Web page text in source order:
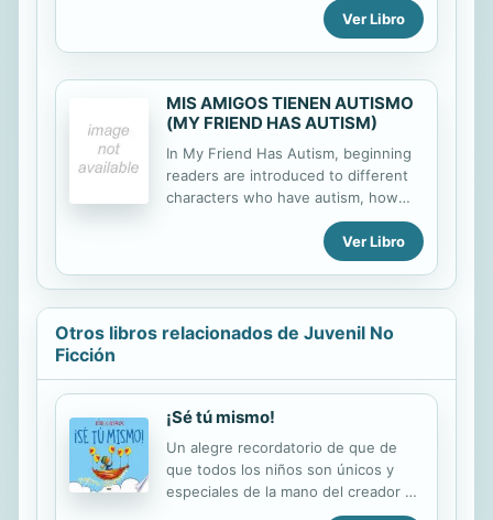
affect their actions, and how we can
be good friends to people who have
photos and carefully leveled text
engage young readers as they
discover how to empathetic and
inlude all kinds of friends.
Ver Libro
MIS AMIGOS TIENEN AUTISMO
(MY FRIEND HAS AUTISM)
In My Friend Has Autism, beginning
readers are introduced to different
characters who have autism, how
autism may affect their actions, and
how we can be good friends to
people who have autism. Vibrant,
full-color photos and carefully
leveled text engage young readers
as they discover how to empathetic
Ver Libro
Otros libros relacionados de Juvenil No
Ficción
¡Sé tú mismo!
Un alegre recordatorio de que de
que todos los niños son únicos y
especiales de la mano del creador de
El punto. Reynolds recuerda a los